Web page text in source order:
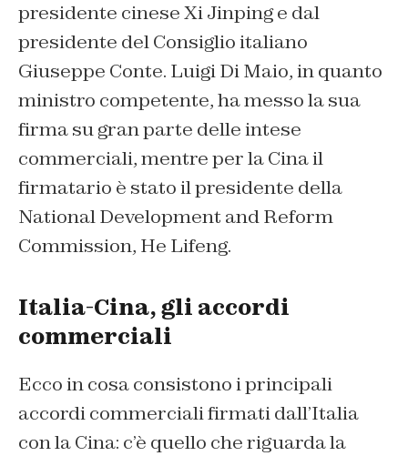
presidente cinese Xi Jinping e dal
presidente del Consiglio italiano
Giuseppe Conte. Luigi Di Maio, in quanto
ministro competente, ha messo la sua
firma su gran parte delle intese
commerciali, mentre per la Cina il
firmatario è stato il presidente della
National Development and Reform
Commission, He Lifeng.
Italia-Cina, gli accordi
commerciali
Ecco in cosa consistono i principali
accordi commerciali firmati dall’Italia
con la Cina: c’è quello che riguarda la